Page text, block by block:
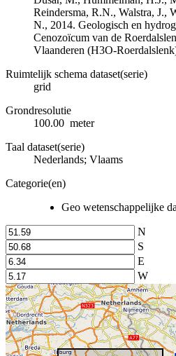
Reindersma, R.N., Walstra, J.,
N., 2014. Geologisch en
Cenozoïcum van de
Vlaanderen (H3O-
Ruimtelijk schema dataset(serie)
grid
Grondresolutie
100.00 meter
Taal dataset(serie)
Nederlands; Vlaams
Categorie(en)
Geo wetenschappelijke
N
S
E
W